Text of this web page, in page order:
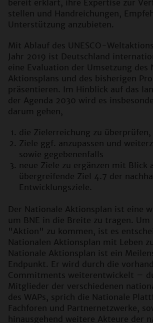
bereit erklärt, ihre Expertise zur
stellen und Handreichungen,
Unterstützung anzubieten.
Mit Ablauf des UNESCO-
Jahr 2019 ist Deutschland
eine Evaluation der Umsetzung des
Aktionsplans und des bisherigen
präsentieren. Im Hinblick auf das
der Agenda 2030 wird es
darum gehen,
die Zielerreichung zu überprüfen,
Ziele ggf. anzupassen und
sowie gegebenenfalls
neue Ziele zu ergänzen mit Blick
übergreifende Ziel 4.7 der
Entwicklungsziele.
Der Nationale Aktionsplan ist eine
um BNE in die Breite zu tragen.
"Aktion" zu kommen, ist es
Nationalen Aktionsplan mit Leben
Nationale Aktionsplan ist ein
Endpunkt. Er wird durch die
Commitments weiterentwickelt –
Mitglieder der verschiedenen
des WAPs, sprich die Nationale
Fachforen und Partnernetzwerke,
hinausgehend weitere Akteure der